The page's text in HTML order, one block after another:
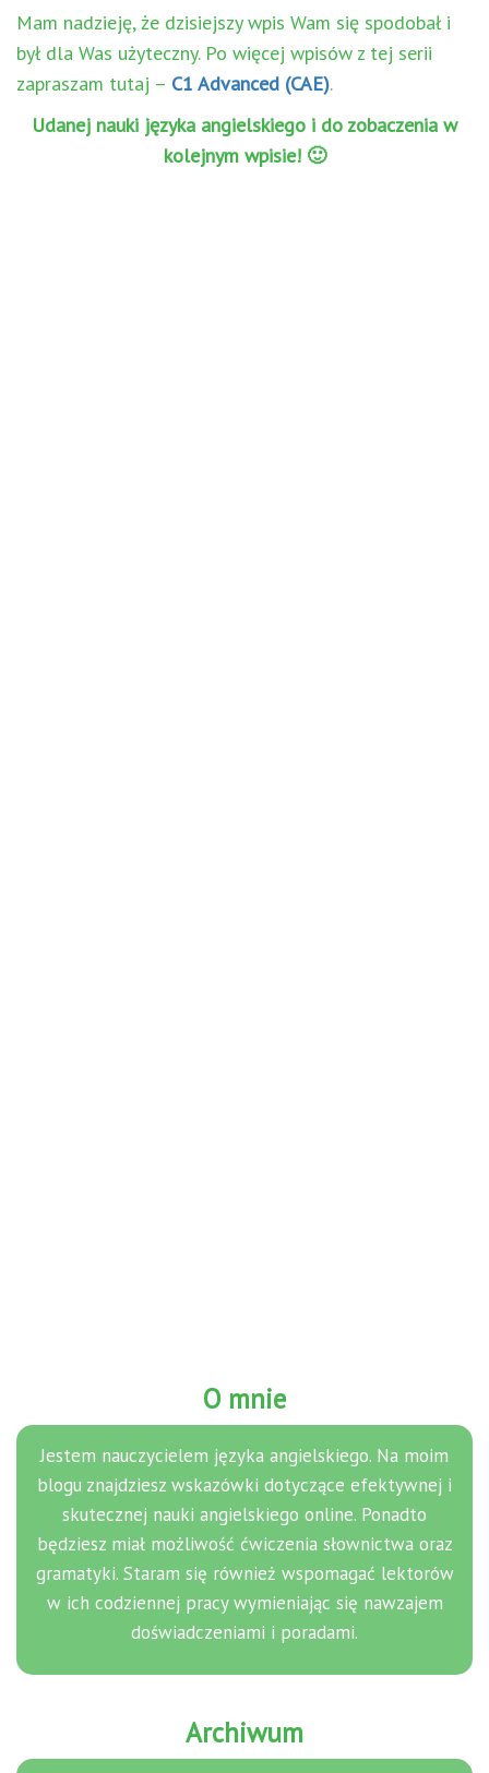
Mam nadzieję, że dzisiejszy wpis Wam się spodobał i
był dla Was użyteczny. Po więcej wpisów z tej serii
zapraszam tutaj – C1 Advanced (CAE).
Udanej nauki języka angielskiego i do zobaczenia w
kolejnym wpisie! 🙂
O mnie
Jestem nauczycielem języka angielskiego. Na moim
blogu znajdziesz wskazówki dotyczące efektywnej i
skutecznej nauki angielskiego online. Ponadto
będziesz miał możliwość ćwiczenia słownictwa oraz
gramatyki. Staram się również wspomagać lektorów
w ich codziennej pracy wymieniając się nawzajem
doświadczeniami i poradami.
Archiwum